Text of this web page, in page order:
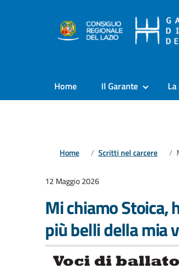
Home Il Garante
Home Scritti nel carcere
12 Maggio 2026
Mi chiamo Stoica,
più belli della mia